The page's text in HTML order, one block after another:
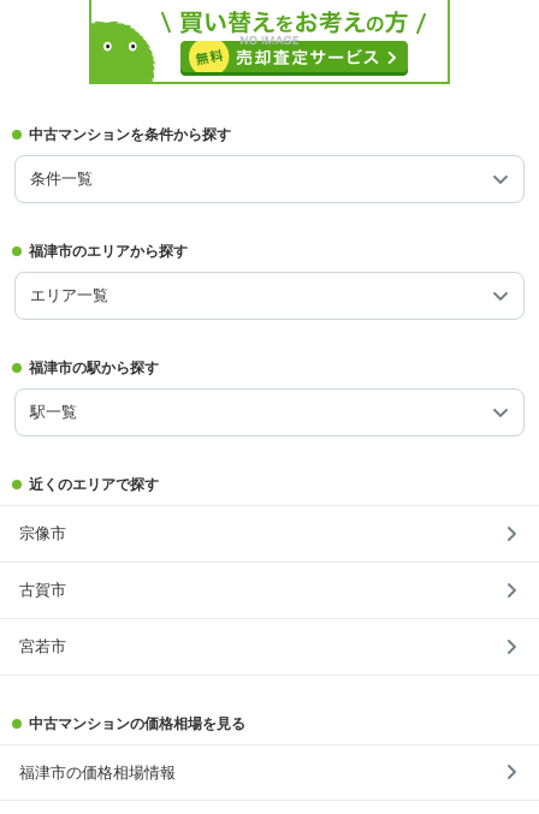
中古マンションを条件から探す
条件一覧
福津市のエリアから探す
エリア一覧
福津市の駅から探す
駅一覧
近くのエリアで探す
宗像市
古賀市
宮若市
中古マンションの価格相場を見る
福津市の価格相場情報